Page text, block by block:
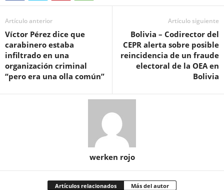
Artículo anterior
Víctor Pérez dice que
carabinero estaba
infiltrado en una
organización criminal
“pero era una olla común”
Artículo siguiente
Bolivia – Codirector del
CEPR alerta sobre posible
reincidencia de un fraude
electoral de la OEA en
Bolivia
werken rojo
Artículos relacionados Más del autor